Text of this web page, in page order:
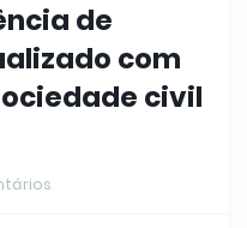
de
com
civil